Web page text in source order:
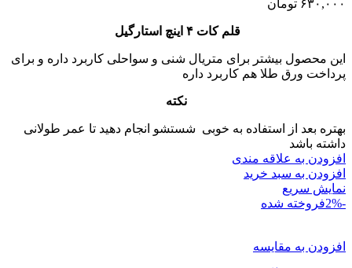
۶۳۰,۰۰۰ تومان
قلم کات ۴ اینچ استارگیل
این محصول بیشتر برای متریال شنی و سواحلی کاربرد داره و برای
پرداخت ورق طلا هم کاربرد داره
نکته
بهتره بعد از استفاده به خوبی شستشو انجام دهید تا عمر طولانی
داشته باشد
افزودن به علاقه مندی
افزودن به سبد خرید
نمایش سریع
-2%
فروخته شده
افزودن به مقایسه